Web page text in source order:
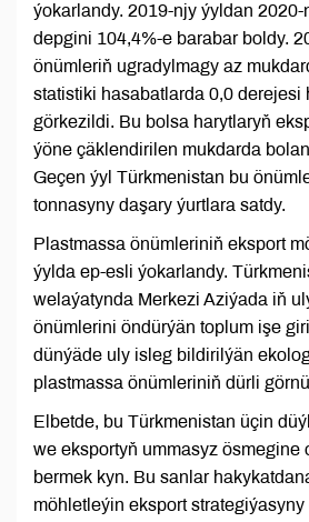
ýokarlandy. 2019-njy ýyldan
depgini 104,4%-e barabar boldy.
önümleriň ugradylmagy az
statistiki hasabatlarda 0,0 derejesi
görkezildi. Bu bolsa harytlaryň
ýöne çäklendirilen mukdarda
Geçen ýyl Türkmenistan bu
tonnasyny daşary ýurtlara satdy.
Plastmassa önümleriniň eksport
ýylda ep-esli ýokarlandy.
welaýatynda Merkezi Aziýada iň
önümlerini öndürýän toplum işe
dünýäde uly isleg bildirilýän
plastmassa önümleriniň dürli
Elbetde, bu Türkmenistan üçin
we eksportyň ummasyz ösmegine
bermek kyn. Bu sanlar
möhletleýin eksport strategiýasyny